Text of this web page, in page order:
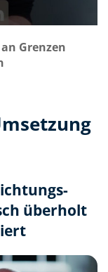
Grenzen
überholt